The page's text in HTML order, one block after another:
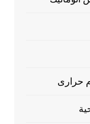
حرارى